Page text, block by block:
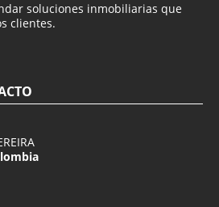
soluciones inmobiliarias que
clientes.